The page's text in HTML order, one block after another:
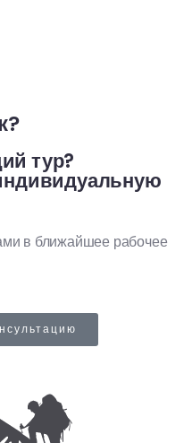
тур?
в ближайшее рабочее